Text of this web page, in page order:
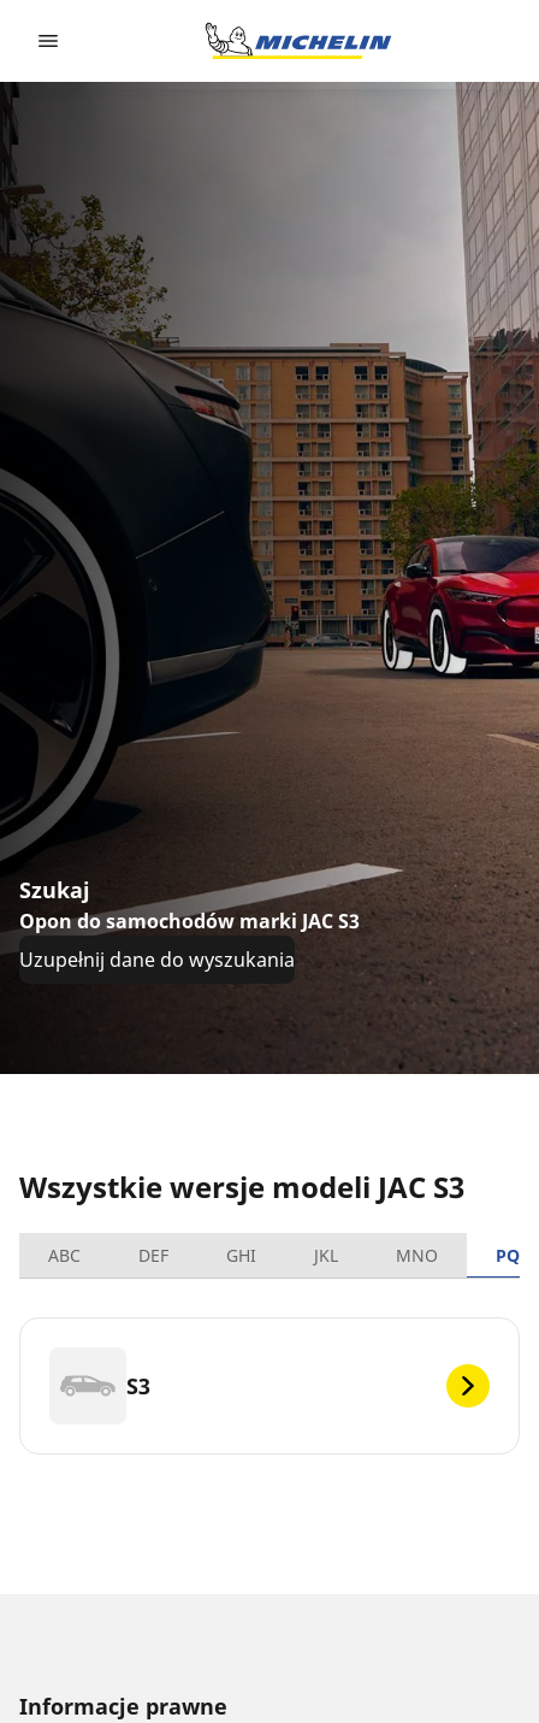
Szukaj
Opon do samochodów marki JAC S3
Uzupełnij dane do wyszukania
Wszystkie wersje modeli JAC S3
ABC DEF GHI JKL MNO PQRS
S3
Informacje prawne